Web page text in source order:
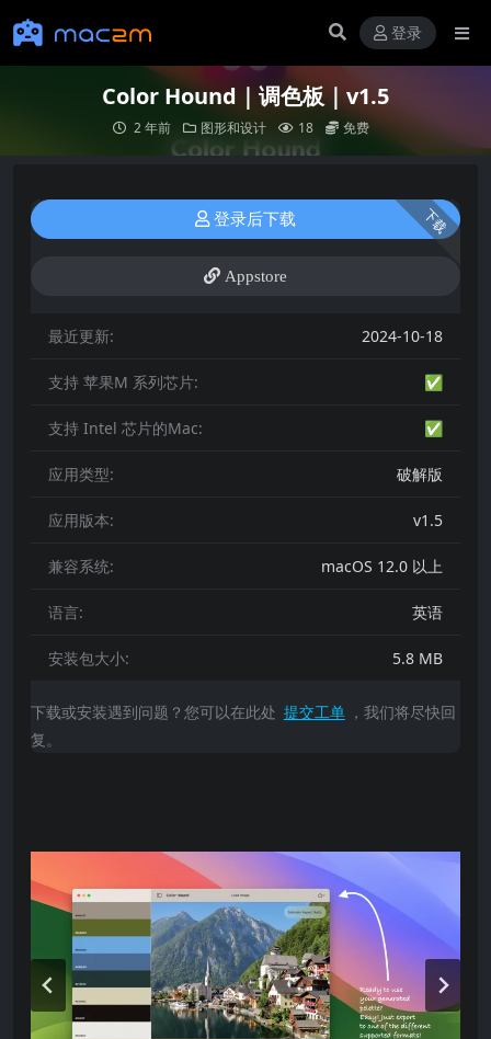
登录
Color Hound｜调色板｜v1.5
2 年前 图形和设计 18 免费
下载
登录后下载
Appstore
最近更新: 2024-10-18
支持 苹果M 系列芯片: ✅
支持 Intel 芯片的Mac: ✅
应用类型: 破解版
应用版本: v1.5
兼容系统: macOS 12.0 以上
语言: 英语
安装包大小: 5.8 MB
下载或安装遇到问题？您可以在此处 提交工单 ，我们将尽快回
复。